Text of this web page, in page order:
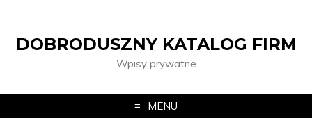
DOBRODUSZNY KATALOG FIRM
Wpisy prywatne
MENU